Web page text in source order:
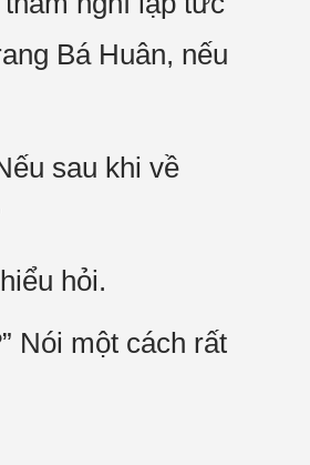
Bá Huân, nếu
sau khi về
hỏi.
Nói một cách rất